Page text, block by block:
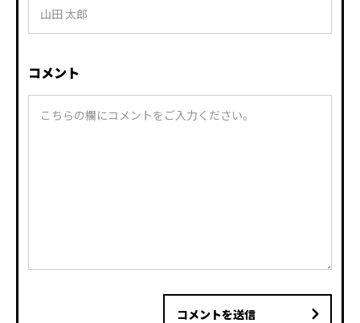
コメント
コメントを送信